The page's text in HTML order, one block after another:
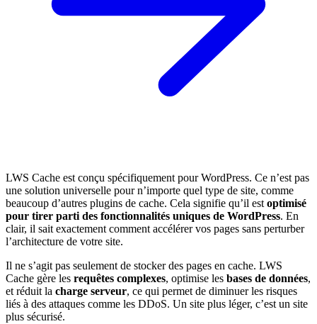
LWS Cache est conçu spécifiquement pour WordPress. Ce n’est pas
une solution universelle pour n’importe quel type de site, comme
beaucoup d’autres plugins de cache. Cela signifie qu’il estoptimisé
pour tirer parti des fonctionnalités uniques de WordPress. En
clair, il sait exactement comment accélérer vos pages sans perturber
l’architecture de votre site.
Il ne s’agit pas seulement de stocker des pages en cache. LWS
Cache gère les requêtes complexes, optimise les bases de données,
et réduit la charge serveur, ce qui permet de diminuer les risques
liés à des attaques comme les DDoS. Un site plus léger, c’est un site
plus sécurisé.